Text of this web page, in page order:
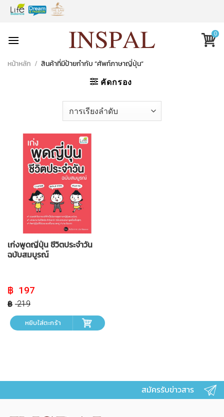
Skip
0
หน้าหลัก / สินค้าที่มีป้ายกำกับ “ศัพท์ภาษาญี่ปุ่น”
คัดกรอง
เก่งพูดญี่ปุ่น ชีวิตประจำวัน
ฉบับสมบูรณ์
219
Original
price
was:
฿ 219.
197
Current
price
is:
฿ 197.
หยิบใส่ตะกร้า
สมัครรับข่าวสาร